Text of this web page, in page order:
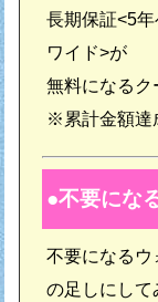
長期保証<5
ワイド>が
無料になるク
※累計金額達
不要にな
不要になるウ
の足しにして